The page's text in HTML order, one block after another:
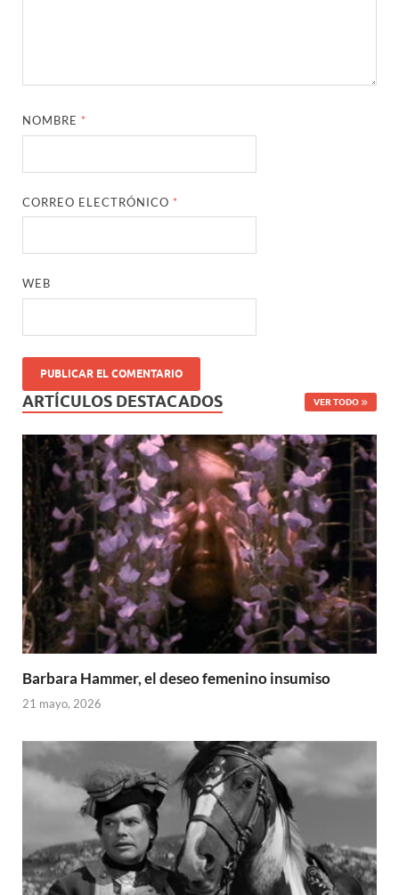
NOMBRE *
CORREO ELECTRÓNICO *
WEB
ARTÍCULOS DESTACADOS VER TODO
Barbara Hammer, el deseo femenino insumiso
21 mayo, 2026